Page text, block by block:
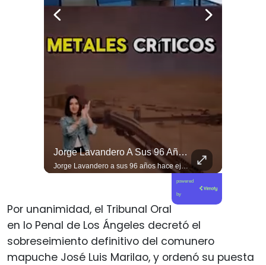
Jorge Lavandero A Sus 96 Años Hace Ejercicio De Memoria Que Debería Ser Enseñado En Todas Las Escuelas De #chile Para Frenar El Saqueo.
Jorge Lavandero a sus 96 años hace ejercicio de memoria que debería ser enseñado en todas las escuelas de #chile para frenar el saqueo. #cobre #cooper
powered
by
Por unanimidad, el Tribunal Oral
en lo Penal de Los Ángeles decretó el
sobreseimiento definitivo del comunero
mapuche José Luis Marilao, y ordenó su puesta